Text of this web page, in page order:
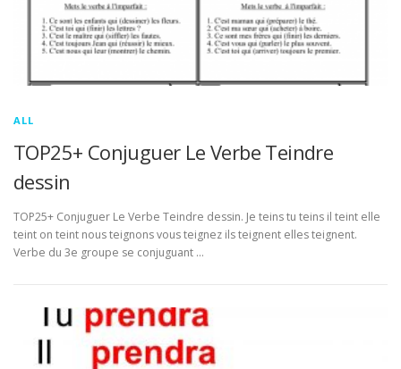
ALL
TOP25+ Conjuguer Le Verbe Teindre
dessin
TOP25+ Conjuguer Le Verbe Teindre dessin. Je teins tu teins il teint elle
teint on teint nous teignons vous teignez ils teignent elles teignent.
Verbe du 3e groupe se conjuguant …